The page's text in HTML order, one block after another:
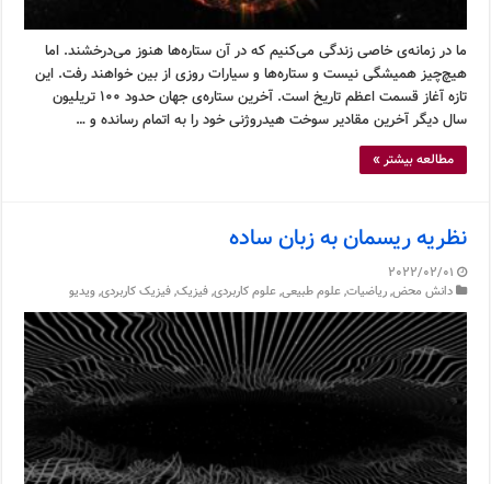
ما در زمانه‌ی خاصی زندگی می‌کنیم که در آن ستاره‌ها هنوز می‌درخشند. اما
هیچ‌چیز همیشگی نیست و ستاره‌ها و سیارات روزی از بین خواهند رفت. این
تازه آغاز قسمت اعظم تاریخ است. آخرین ستاره‌ی جهان حدود ۱۰۰ تریلیون
سال دیگر آخرین مقادیر سوخت هیدروژنی خود را به اتمام رسانده و …
مطالعه بیشتر »
نظریه ریسمان به زبان ساده
2022/02/01
دانش محض,ریاضیات,علوم طبیعی,علوم کاربردی,فیزیک,فیزیک کاربردی,ویدیو